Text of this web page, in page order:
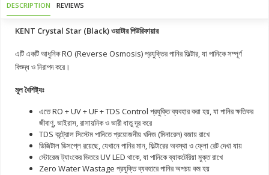
DESCRIPTION REVIEWS
KENT Crystal Star (Black) ওয়াটার পিউরিফায়ার
এটি একটি আধুনিক RO (Reverse Osmosis) প্রযুক্তির পানির ফিল্টার, যা পানিকে সম্পূর্ণ
বিশুদ্ধ ও নিরাপদ করে।
মূল বৈশিষ্ট্যঃ
এতে RO + UV + UF + TDS Control প্রযুক্তি ব্যবহার করা হয়, যা পানির ক্ষতিকর
জীবাণু, ভাইরাস, রাসায়নিক ও ভারী ধাতু দূর করে
TDS কন্ট্রোল সিস্টেম পানিতে প্রয়োজনীয় খনিজ (মিনারেল) বজায় রাখে
ডিজিটাল ডিসপ্লে রয়েছে, যেখানে পানির মান, ফিল্টারের অবস্থা ও ফ্লো রেট দেখা যায়
স্টোরেজ ট্যাংকের ভিতরে UV LED থাকে, যা পানিকে ব্যাকটেরিয়া মুক্ত রাখে
Zero Water Wastage প্রযুক্তি ব্যবহারে পানির অপচয় কম হয়